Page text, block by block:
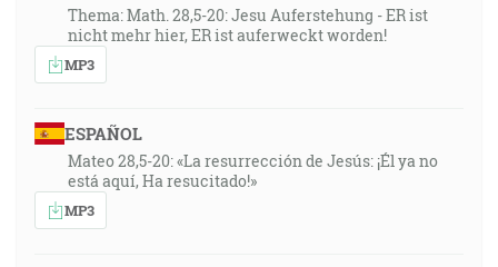
Thema: Math. 28,5-20: Jesu Auferstehung - ER ist
nicht mehr hier, ER ist auferweckt worden!
MP3
ESPAÑOL
Mateo 28,5-20: «La resurrección de Jesús: ¡Él ya no
está aquí, Ha resucitado!»
MP3